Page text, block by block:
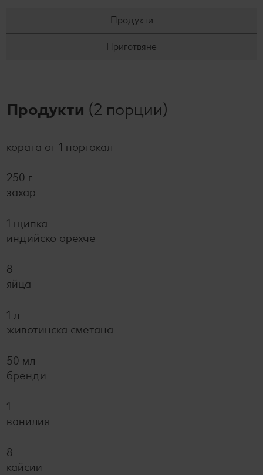
Продукти
Приготвяне
Продукти (2 порции)
кората от 1 портокал
250 г
захар
1 щипка
индийско орехче
8
яйца
1 л
животинска сметана
50 мл
бренди
1
ванилия
8
кайсии